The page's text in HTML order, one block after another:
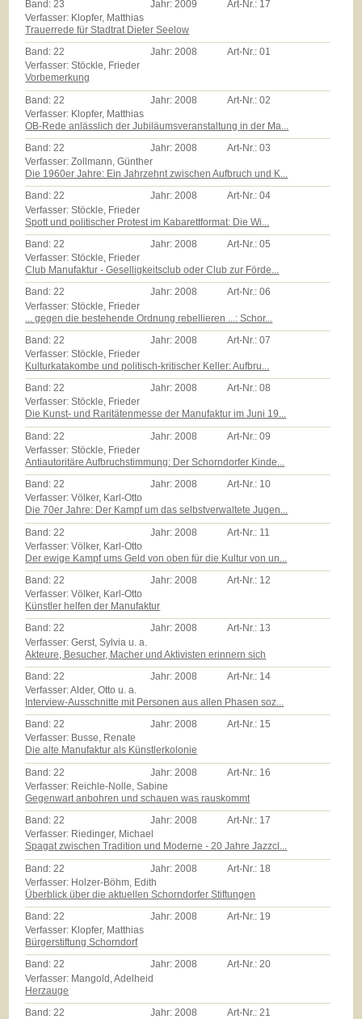
Band: 23 Jahr: 2009 Art-Nr.: 17
Verfasser: Klopfer, Matthias
Trauerrede für Stadtrat Dieter Seelow
Band:22 Jahr:2008 Art-Nr.:01
Verfasser: Stöckle, Frieder
Vorbemerkung
Band: 22 Jahr: 2008 Art-Nr.:02
Verfasser: Klopfer, Matthias
OB-Rede anlässlich der Jubiläumsveranstaltung in der Ma...
Band:22 Jahr:2008 Art-Nr.:03
Verfasser: Zollmann, Günther
Die 1960er Jahre: Ein Jahrzehnt zwischen Aufbruch und K...
Band:22 Jahr:2008 Art-Nr.:04
Verfasser: Stöckle, Frieder
Spott und politischer Protest im Kabarettformat: Die Wi...
Band:22 Jahr:2008 Art-Nr.:05
Verfasser: Stöckle, Frieder
Club Manufaktur - Geselligkeitsclub oder Club zur Förde...
Band:22 Jahr:2008 Art-Nr.:06
Verfasser: Stöckle, Frieder
... gegen die bestehende Ordnung rebellieren ...: Schor...
Band: 22 Jahr: 2008 Art-Nr.:07
Verfasser: Stöckle, Frieder
Kulturkatakombe und politisch-kritischer Keller: Aufbru...
Band:22 Jahr:2008 Art-Nr.:08
Verfasser: Stöckle, Frieder
Die Kunst- und Raritätenmesse der Manufaktur im Juni 19...
Band: 22 Jahr: 2008 Art-Nr.:09
Verfasser: Stöckle, Frieder
Antiautoritäre Aufbruchstimmung: Der Schorndorfer Kinde...
Band:22 Jahr:2008 Art-Nr.: 10
Verfasser: Völker, Karl-Otto
Die 70er Jahre: Der Kampf um das selbstverwaltete Jugen...
Band: 22 Jahr: 2008 Art-Nr.: 11
Verfasser: Völker, Karl-Otto
Der ewige Kampf ums Geld von oben für die Kultur von un...
Band:22 Jahr:2008 Art-Nr.: 12
Verfasser: Völker, Karl-Otto
Künstler helfen der Manufaktur
Band:22 Jahr:2008 Art-Nr.: 13
Verfasser: Gerst, Sylvia u. a.
Akteure, Besucher, Macher und Aktivisten erinnern sich
Band:22 Jahr:2008 Art-Nr.: 14
Verfasser: Alder, Otto u. a.
Interview-Ausschnitte mit Personen aus allen Phasen soz...
Band:22 Jahr:2008 Art-Nr.: 15
Verfasser: Busse, Renate
Die alte Manufaktur als Künstlerkolonie
Band: 22 Jahr: 2008 Art-Nr.: 16
Verfasser: Reichle-Nolle, Sabine
Gegenwart anbohren und schauen was rauskommt
Band:22 Jahr:2008 Art-Nr.: 17
Verfasser: Riedinger, Michael
Spagat zwischen Tradition und Moderne - 20 Jahre Jazzcl...
Band: 22 Jahr: 2008 Art-Nr.: 18
Verfasser: Holzer-Böhm, Edith
Überblick über die aktuellen Schorndorfer Stiftungen
Band:22 Jahr:2008 Art-Nr.: 19
Verfasser: Klopfer, Matthias
Bürgerstiftung Schorndorf
Band:22 Jahr:2008 Art-Nr.:20
Verfasser: Mangold, Adelheid
Herzauge
Band:22 Jahr:2008 Art-Nr.:21